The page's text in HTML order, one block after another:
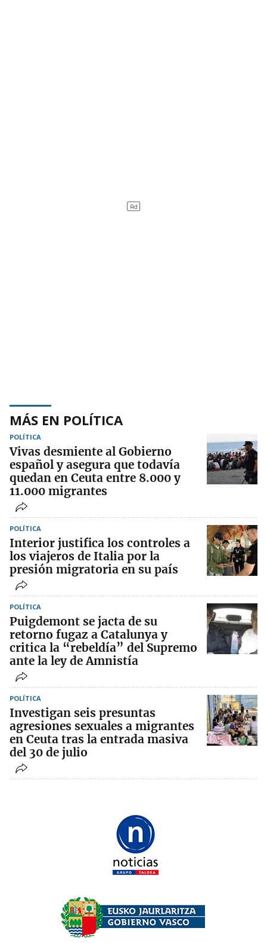
MÁS EN POLÍTICA
POLÍTICA
Vivas desmiente al Gobierno
español y asegura que todavía
quedan en Ceuta entre 8.000 y
11.000 migrantes
POLÍTICA
Interior justifica los controles a
los viajeros de Italia por la
presión migratoria en su país
POLÍTICA
Puigdemont se jacta de su
retorno fugaz a Catalunya y
critica la “rebeldía” del Supremo
ante la ley de Amnistía
POLÍTICA
Investigan seis presuntas
agresiones sexuales a migrantes
en Ceuta tras la entrada masiva
del 30 de julio